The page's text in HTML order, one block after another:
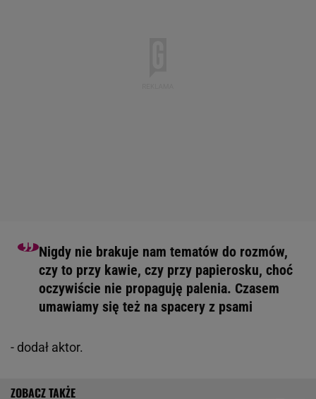
Nigdy nie brakuje nam tematów do rozmów,
czy to przy kawie, czy przy papierosku, choć
oczywiście nie propaguję palenia. Czasem
umawiamy się też na spacery z psami
- dodał aktor.